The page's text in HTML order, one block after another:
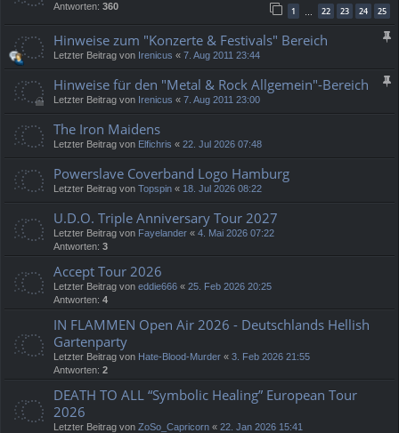
Antworten: 360 1 22 23 24 25
Hinweise zum "Konzerte & Festivals" Bereich
Letzter Beitrag von Irenicus « 7. Aug 2011 23:44
Hinweise für den "Metal & Rock Allgemein"-Bereich
Letzter Beitrag von Irenicus « 7. Aug 2011 23:00
The Iron Maidens
Letzter Beitrag von Elfichris « 22. Jul 2026 07:48
Powerslave Coverband Logo Hamburg
Letzter Beitrag von Topspin « 18. Jul 2026 08:22
U.D.O. Triple Anniversary Tour 2027
Letzter Beitrag von Fayelander « 4. Mai 2026 07:22
Antworten: 3
Accept Tour 2026
Letzter Beitrag von eddie666 « 25. Feb 2026 20:25
Antworten: 4
IN FLAMMEN Open Air 2026 - Deutschlands Hellish
Gartenparty
Letzter Beitrag von Hate-Blood-Murder « 3. Feb 2026 21:55
Antworten: 2
DEATH TO ALL “Symbolic Healing” European Tour
2026
Letzter Beitrag von ZoSo_Capricorn « 22. Jan 2026 15:41